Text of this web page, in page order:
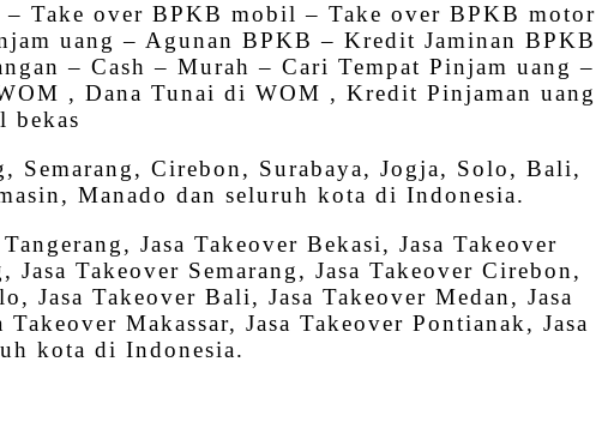
Take over BPKB mobil – Take over BPKB motor
uang – Agunan BPKB – Kredit Jaminan BPKB
– Cash – Murah – Cari Tempat Pinjam uang –
, Dana Tunai di WOM , Kredit Pinjaman uang
bekas
Semarang, Cirebon, Surabaya, Jogja, Solo, Bali,
Manado dan seluruh kota di Indonesia.
Jasa Takeover Bekasi, Jasa Takeover
Takeover Semarang, Jasa Takeover Cirebon,
Jasa Takeover Bali, Jasa Takeover Medan, Jasa
Makassar, Jasa Takeover Pontianak, Jasa
kota di Indonesia.